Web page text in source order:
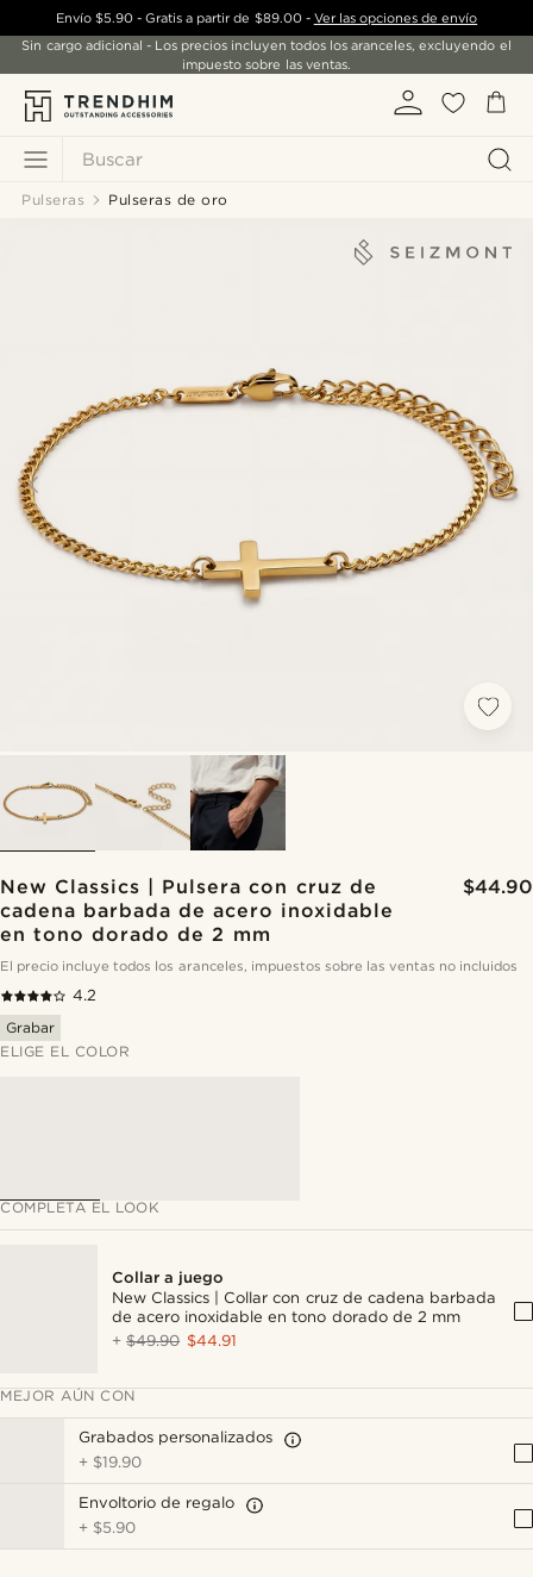
Buscar
Envío $5.90- Gratis a partir de $89.00- Ver las opciones de envío
Sin cargo adicional - Los precios incluyen todos los aranceles, excluyendo el
impuesto sobre las ventas.
Pulseras Pulseras de oro
New Classics | Pulsera con cruz de
cadena barbada de acero inoxidable
en tono dorado de 2 mm
$44.90
El precio incluye todos los aranceles, impuestos sobre las ventas no incluidos
4.2
Grabar
ELIGE EL COLOR
COMPLETA EL LOOK
Collar a juego
New Classics | Collar con cruz de cadena barbada
de acero inoxidable en tono dorado de 2 mm
+$49.90 $44.91
MEJOR AÚN CON
Grabados personalizados
+ $19.90
Envoltorio de regalo
+ $5.90